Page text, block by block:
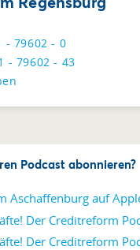
- 79602 - 0
- 79602 - 43
Podcast abonnieren?